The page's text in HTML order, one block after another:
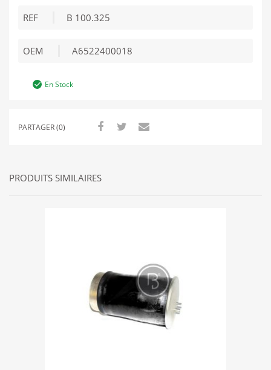
REF B 100.325
OEM A6522400018
En Stock
PARTAGER (0)
PRODUITS SIMILAIRES